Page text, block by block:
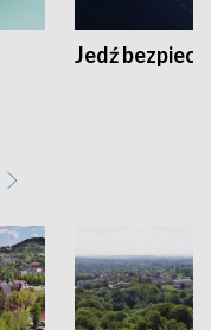
Jedź